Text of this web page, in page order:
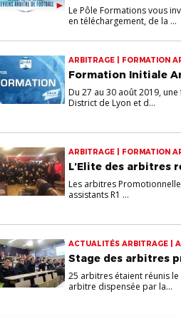
Le Pôle Formations vous
en téléchargement, de la ...
ARBITRAGE | FORMATION
Formation Initiale
Du 27 au 30 août 2019,
District de Lyon et d...
ARBITRAGE | FORMATION
L’Elite des arbitres
Les arbitres
assistants R1 ...
ACTUALITÉS ARBITRAGE |
Stage des arbitres
25 arbitres étaient réunis
arbitre dispensée par la...